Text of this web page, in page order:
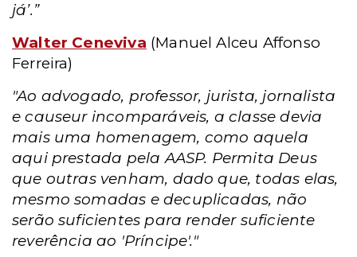
já’.”
Walter Ceneviva (Manuel Alceu Affonso
Ferreira)
"Ao advogado, professor, jurista, jornalista
e causeur incomparáveis, a classe devia
mais uma homenagem, como aquela
aqui prestada pela AASP. Permita Deus
que outras venham, dado que, todas elas,
mesmo somadas e decuplicadas, não
serão suficientes para render suficiente
reverência ao 'Príncipe'."